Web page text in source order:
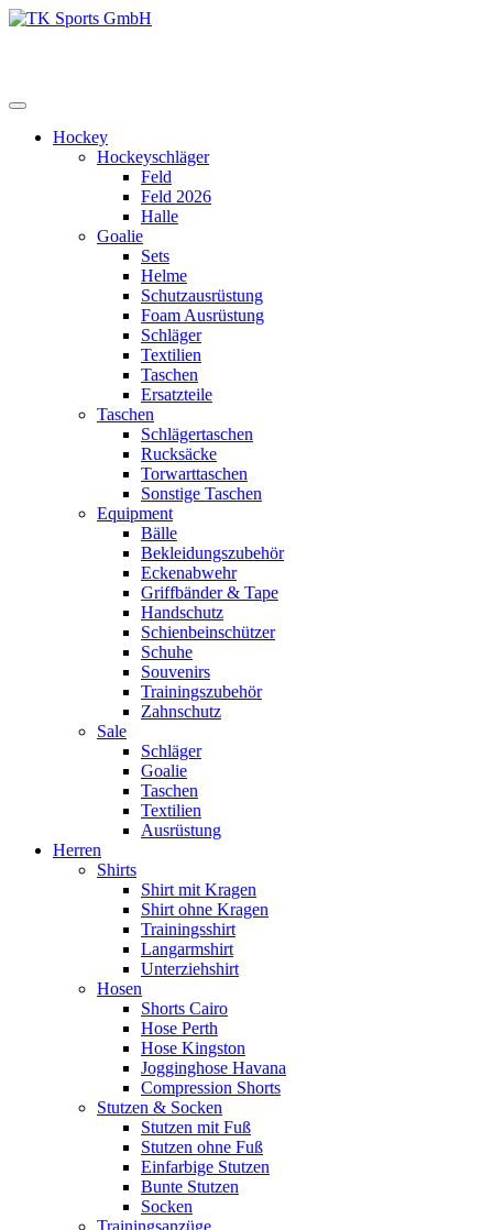
Zum
Hockey
Hockeyschläger
Feld
Feld 2026
Halle
Goalie
Sets
Helme
Schutzausrüstung
Foam Ausrüstung
Schläger
Textilien
Taschen
Ersatzteile
Taschen
Schlägertaschen
Rucksäcke
Torwarttaschen
Sonstige Taschen
Equipment
Bälle
Bekleidungszubehör
Eckenabwehr
Griffbänder & Tape
Handschutz
Schienbeinschützer
Schuhe
Souvenirs
Trainingszubehör
Zahnschutz
Sale
Schläger
Goalie
Taschen
Textilien
Ausrüstung
Herren
Shirts
Shirt mit Kragen
Shirt ohne Kragen
Trainingsshirt
Langarmshirt
Unterziehshirt
Hosen
Shorts Cairo
Hose Perth
Hose Kingston
Jogginghose Havana
Compression Shorts
Stutzen & Socken
Stutzen mit Fuß
Stutzen ohne Fuß
Einfarbige Stutzen
Bunte Stutzen
Socken
Trainingsanzüge